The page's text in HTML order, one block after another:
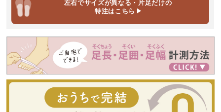
左右でサイズが異なる・片足だけの
特注はこちら